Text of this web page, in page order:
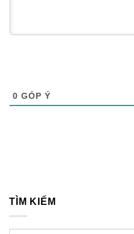
0 GÓP Ý
TÌM KIẾM